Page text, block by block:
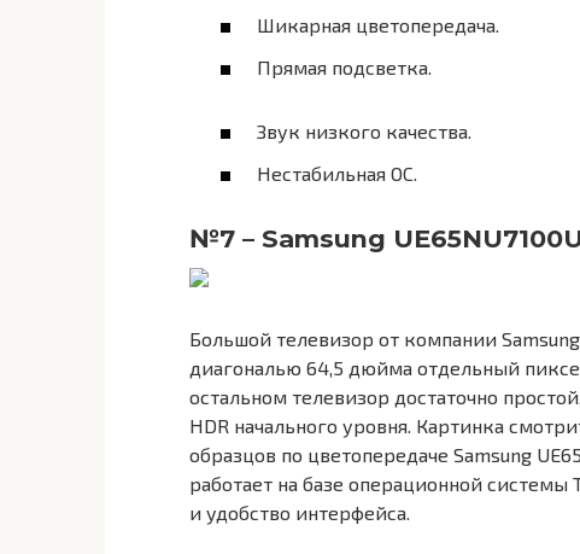
Шикарная цветопередача.
Прямая подсветка.
Звук низкого качества.
Нестабильная ОС.
№7 – Samsung
Большой телевизор от компании
диагональю 64,5 дюйма отдельный
остальном телевизор достаточно
HDR начального уровня. Картинка
образцов по цветопередаче Samsung
работает на базе операционной
и удобство интерфейса.